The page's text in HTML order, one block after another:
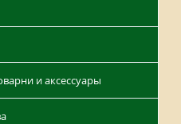
и аксессуары